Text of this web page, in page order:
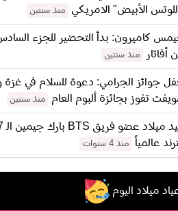
الأبيض" الامريكي
منذ سنتين
كاميرون: بدأ التحضير للجزء
أفاتار
منذ سنتين
جوائز الجرامي: دعوة للسلام في غزة
تفوز بجائزة ألبوم العام
منذ سنتين
عالمياً
منذ 4 سنوات
ميلاد اليوم